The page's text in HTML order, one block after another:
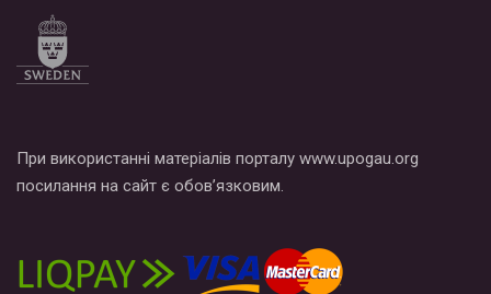
При використанні матеріалів порталу www.upogau.org
посилання на сайт є обов’язковим.